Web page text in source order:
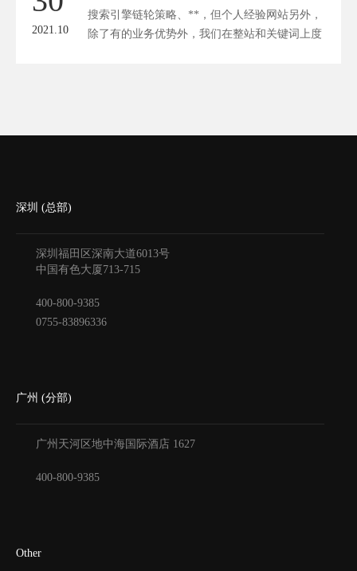
站经验，网站的相关问题，网站还有什么问题或
者有这方面的需求，都可以随时咨询。
2021.10
搜索引擎链轮策略、**，但个人经验网站另外，
除了有的业务优势外，我们在整站和关键词上度
深圳 (总部)
深圳福田区深南大道6013号
中国有色大厦 713-715
400-800-9385
0755-83896336
广州 (分部)
广州天河区地中海国际酒店 1627
400-800-9385
Other